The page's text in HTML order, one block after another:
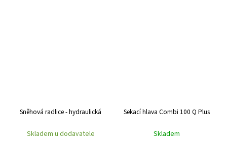
Sněhová radlice - hydraulická
Skladem u dodavatele
Sekací hlava Combi 100 Q Plus
Skladem